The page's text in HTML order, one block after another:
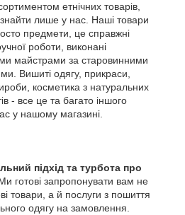
етнічних товарів,
лише у нас. Наші товари
предмети, це справжні
роботи, виконані
майстрами за старовинними
Вишиті одягу, прикраси,
косметика з натуральних
- все це та багато іншого
у нашому магазині.
підхід та турбота про
готові запропонувати вам не
товари, а й послуги з пошиття
одягу на замовлення.